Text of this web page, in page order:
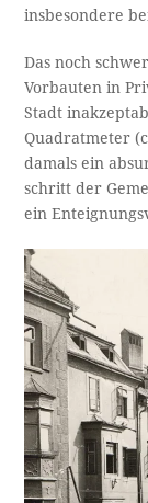
insbesondere
Das noch
Vorbauten in
Stadt
Quadratmeter
damals ein
schritt der
ein